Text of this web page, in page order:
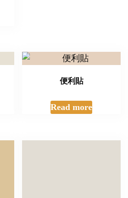
便利貼
Read more